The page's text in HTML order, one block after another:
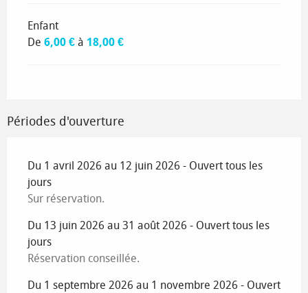
Enfant
De 6,00 € à 18,00 €
Périodes d'ouverture
Du 1 avril 2026 au 12 juin 2026 - Ouvert tous les
jours
Sur réservation.
Du 13 juin 2026 au 31 août 2026 - Ouvert tous les
jours
Réservation conseillée.
Du 1 septembre 2026 au 1 novembre 2026 - Ouvert